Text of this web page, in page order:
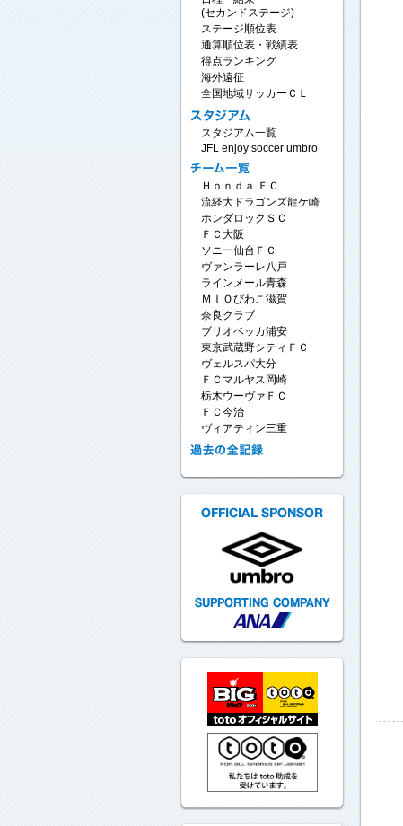
(セカンドステージ)
ステージ順位表
通算順位表・戦績表
得点ランキング
海外遠征
全国地域サッカーＣＬ
スタジアム一覧
JFL enjoy soccer umbro
Ｈｏｎｄａ ＦＣ
流経大ドラゴンズ龍ケ崎
ホンダロックＳＣ
ＦＣ大阪
ソニー仙台ＦＣ
ヴァンラーレ八戸
ラインメール青森
ＭＩＯびわこ滋賀
奈良クラブ
ブリオベッカ浦安
東京武蔵野シティＦＣ
ヴェルスパ大分
ＦＣマルヤス岡崎
栃木ウーヴァＦＣ
ＦＣ今治
ヴィアティン三重